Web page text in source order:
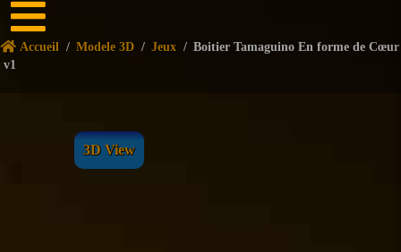
Accueil
Boutique
Accueil / Modele 3D / Jeux / Boitier Tamaguino En forme de Cœur
v1
3D View